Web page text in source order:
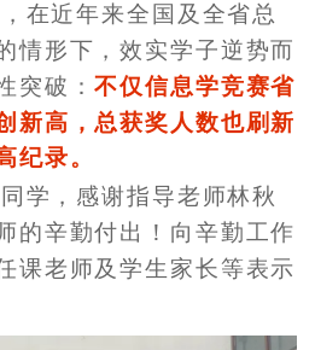
近年来全国及全省总
情形下，效实学子逆势而
突破：不仅信息学竞赛省
新高，总获奖人数也刷新
纪录。
，感谢指导老师林秋
的辛勤付出！向辛勤工作
课老师及学生家长等表示